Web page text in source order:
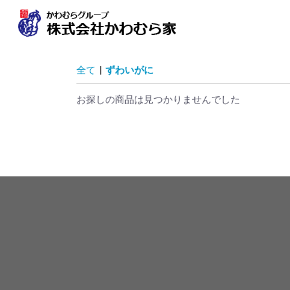
全て | ずわいがに
お探しの商品は見つかりませんでした